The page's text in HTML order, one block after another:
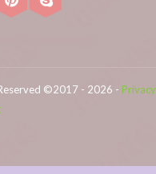
©2017 - 2026 - Privacy